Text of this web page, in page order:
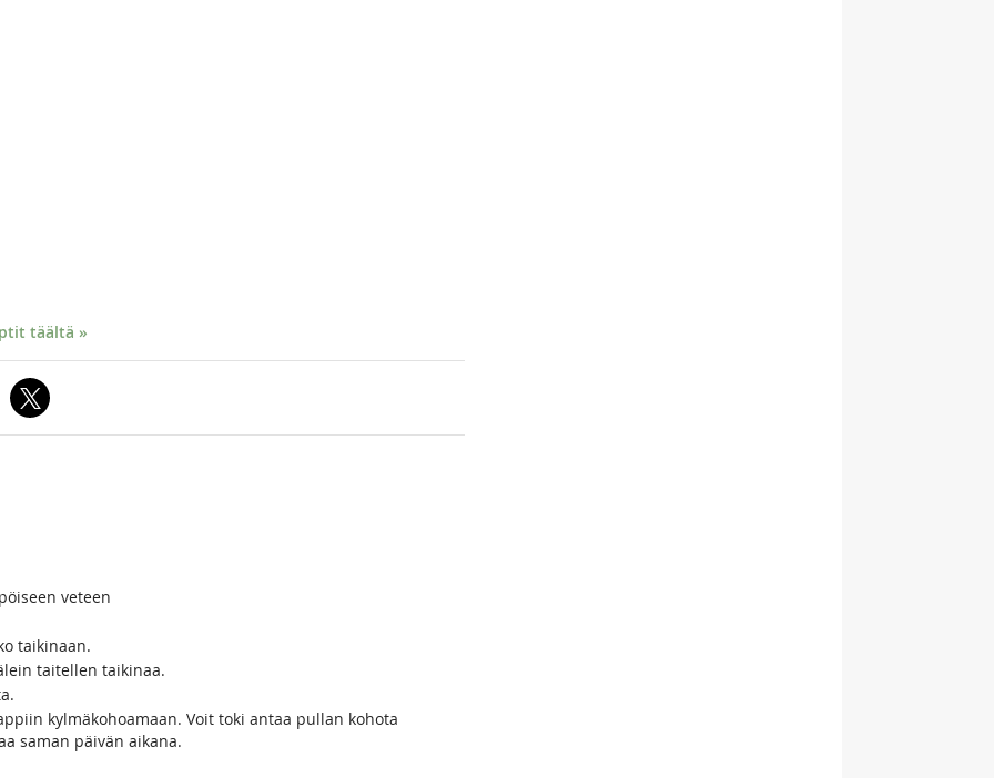
täältä »
veteen
taikinaan.
taitellen taikinaa.
kylmäkohoamaan. Voit toki antaa pullan kohota
saman päivän aikana.